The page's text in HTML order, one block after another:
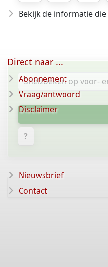
Bekijk de informatie
?
Direct naar ...
Abonnement
Vraag/antwoord
Disclaimer
Nieuwsbrief
Contact